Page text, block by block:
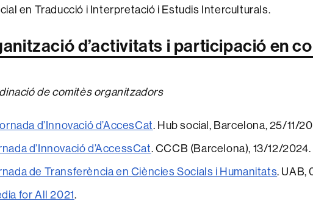
en Traducció i Interpretació i Estudis Interculturals.
d’activitats i participació en
de comitès organitzadors
d’Innovació d’AccesCat. Hub social, Barcelona, 25/11/
d’Innovació d’AccessCat. CCCB (Barcelona), 13/12/2024.
de Transferència en Ciències Socials i Humanitats. UAB,
for All 2021.